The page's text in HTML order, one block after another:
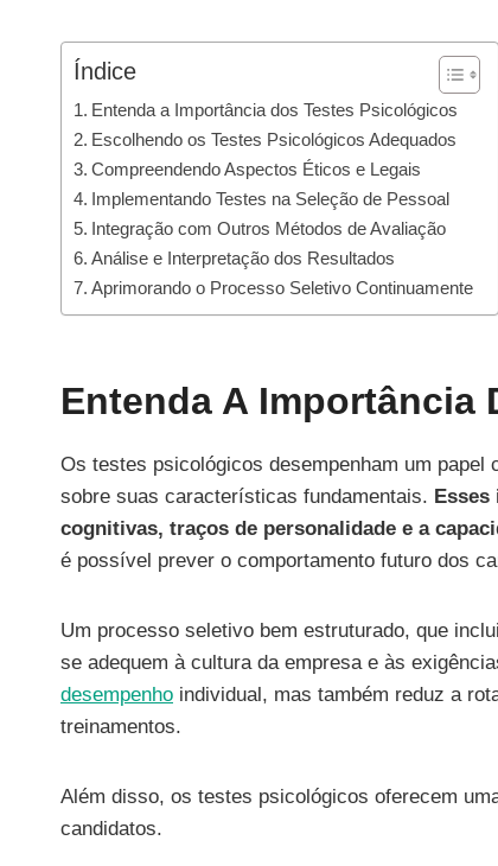
Índice
Entenda a Importância dos Testes Psicológicos
Escolhendo os Testes Psicológicos Adequados
Compreendendo Aspectos Éticos e Legais
Implementando Testes na Seleção de Pessoal
Integração com Outros Métodos de Avaliação
Análise e Interpretação dos Resultados
Aprimorando o Processo Seletivo Continuamente
Entenda A Importância
Os testes psicológicos desempenham um papel
sobre suas características fundamentais. Esses
cognitivas, traços de personalidade e a
é possível prever o comportamento futuro dos
Um processo seletivo bem estruturado, que
se adequem à cultura da empresa e às
desempenho individual, mas também reduz a
treinamentos.
Além disso, os testes psicológicos oferecem
candidatos.